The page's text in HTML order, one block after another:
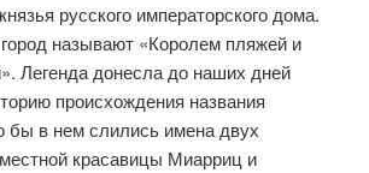
русского императорского дома.
называют «Королем пляжей и
Легенда донесла до наших дней
происхождения названия
бы в нем слились имена двух
красавицы Миарриц и